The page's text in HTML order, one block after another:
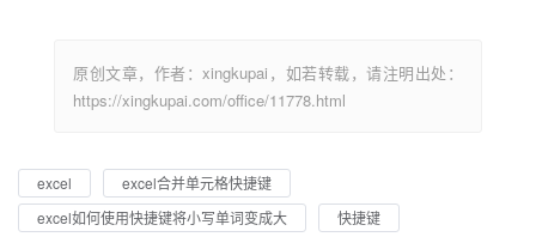
原创文章，作者：xingkupai，如若转载，请注明出处：
https://xingkupai.com/office/11778.html
excel
excel合并单元格快捷键
excel如何使用快捷键将小写单词变成大
快捷键